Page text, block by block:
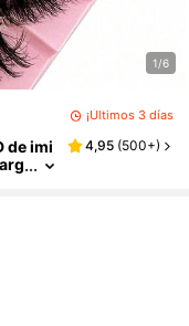
1/6
¡Últimos 3 días
de imi
4,95 (500+)